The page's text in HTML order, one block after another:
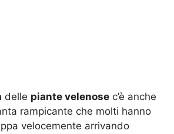
delle piante velenose c’è anche
rampicante che molti hanno
velocemente arrivando